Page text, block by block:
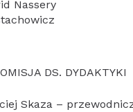
Nassery
DS. DYDAKTYKI
Skaza –